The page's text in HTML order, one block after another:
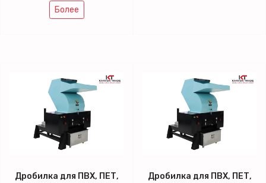
Более
Дробилка для ПВХ, ПЕТ,
Дробилка для ПВХ, ПЕТ,